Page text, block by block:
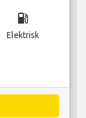
local_gas_station
Elektrisk